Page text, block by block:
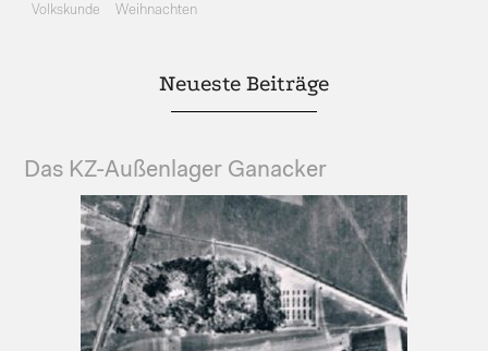
Volkskunde Weihnachten
Neueste Beiträge
Das KZ-Außenlager Ganacker